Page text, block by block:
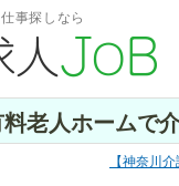
事探しなら
老人ホームで
神奈川介